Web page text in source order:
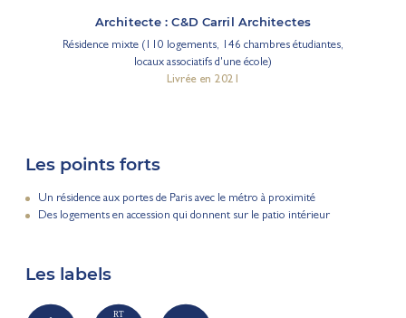
Architecte : C&D Carril Architectes
Résidence mixte (110 logements, 146 chambres étudiantes,
locaux associatifs d'une école)
Livrée en 2021
Les points forts
Un résidence aux portes de Paris avec le métro à proximité
Des logements en accession qui donnent sur le patio intérieur
Les labels